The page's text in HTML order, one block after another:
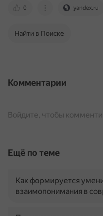
0 yandex.ru
Найти в Поиске
Комментарии
Войдите, чтобы
Ещё по теме
Как формируется
взаимопонимания в